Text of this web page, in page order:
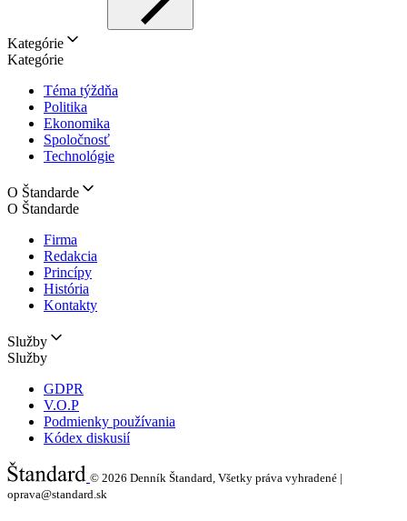
Kategórie
Kategórie
Téma týždňa
Politika
Ekonomika
Spoločnosť
Technológie
O Štandarde
O Štandarde
Firma
Redakcia
Princípy
História
Kontakty
Služby
Služby
GDPR
V.O.P
Podmienky používania
Kódex diskusií
© 2026 Denník Štandard, Všetky práva vyhradené |
oprava@standard.sk